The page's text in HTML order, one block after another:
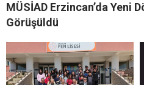
MÜSİAD Erzincan’da Yeni
Görüşüldü